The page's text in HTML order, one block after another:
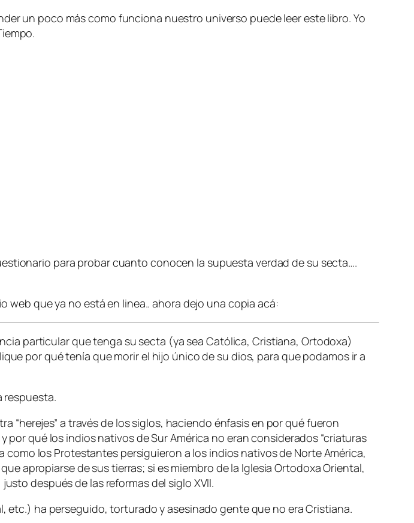
un poco más como funciona nuestro universo puede leer este libro. Yo
para probar cuanto conocen la supuesta verdad de su secta….
que ya no está en linea.. ahora dejo una copia acá:
particular que tenga su secta (ya sea Católica, Cristiana, Ortodoxa)
por qué tenía que morir el hijo único de su dios, para que podamos ir a
respuesta.
“herejes” a través de los siglos, haciendo énfasis en por qué fueron
qué los indios nativos de Sur América no eran considerados “criaturas
los Protestantes persiguieron a los indios nativos de Norte América,
apropiarse de sus tierras; si es miembro de la Iglesia Ortodoxa Oriental,
después de las reformas del siglo XVII.
ha perseguido, torturado y asesinado gente que no era Cristiana.